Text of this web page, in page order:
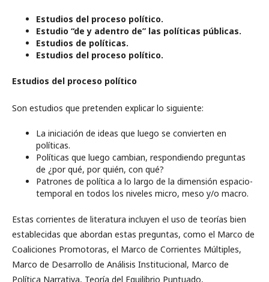
Estudios del proceso político.
Estudio “de y adentro de” las políticas públicas.
Estudios de políticas.
Estudios del proceso político.
Estudios del proceso político
Son estudios que pretenden explicar lo siguiente:
La iniciación de ideas que luego se convierten en
políticas.
Políticas que luego cambian, respondiendo preguntas
de ¿por qué, por quién, con qué?
Patrones de política a lo largo de la dimensión espacio-
temporal en todos los niveles micro, meso y/o macro.
Estas corrientes de literatura incluyen el uso de teorías bien
establecidas que abordan estas preguntas, como el Marco de
Coaliciones Promotoras, el Marco de Corrientes Múltiples,
Marco de Desarrollo de Análisis Institucional, Marco de
Política Narrativa, Teoría del Equilibrio Puntuado,